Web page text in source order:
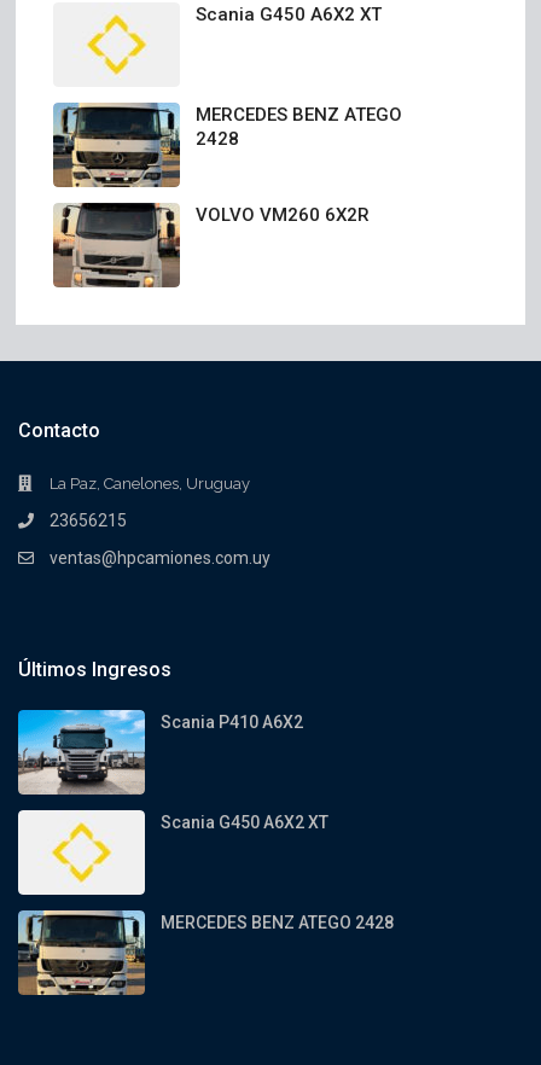
Scania G450 A6X2 XT
MERCEDES BENZ ATEGO
2428
VOLVO VM260 6X2R
Contacto
La Paz, Canelones, Uruguay
23656215
ventas@hpcamiones.com.uy
Últimos Ingresos
Scania P410 A6X2
Scania G450 A6X2 XT
MERCEDES BENZ ATEGO 2428